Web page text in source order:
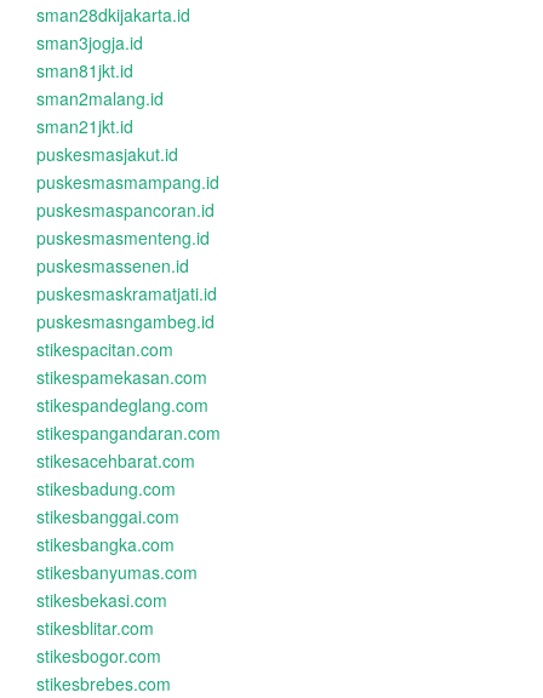
sman28dkijakarta.id
sman3jogja.id
sman81jkt.id
sman2malang.id
sman21jkt.id
puskesmasjakut.id
puskesmasmampang.id
puskesmaspancoran.id
puskesmasmenteng.id
puskesmassenen.id
puskesmaskramatjati.id
puskesmasngambeg.id
stikespacitan.com
stikespamekasan.com
stikespandeglang.com
stikespangandaran.com
stikesacehbarat.com
stikesbadung.com
stikesbanggai.com
stikesbangka.com
stikesbanyumas.com
stikesbekasi.com
stikesblitar.com
stikesbogor.com
stikesbrebes.com